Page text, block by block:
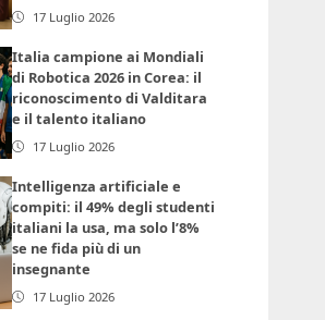
17 Luglio 2026
Italia campione ai Mondiali
di Robotica 2026 in Corea: il
riconoscimento di Valditara
e il talento italiano
17 Luglio 2026
Intelligenza artificiale e
compiti: il 49% degli studenti
italiani la usa, ma solo l’8%
se ne fida più di un
insegnante
17 Luglio 2026